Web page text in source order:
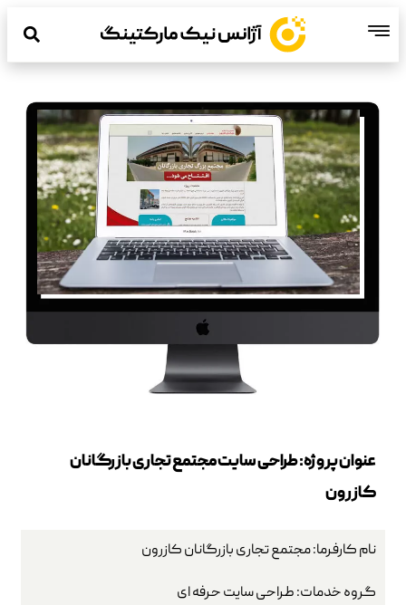
عنوان پروژه: طراحی سایت مجتمع تجاری بازرگانان
کازرون
نام کارفرما: مجتمع تجاری بازرگانان کازرون
گروه خدمات:طراحی سایت حرفه ای